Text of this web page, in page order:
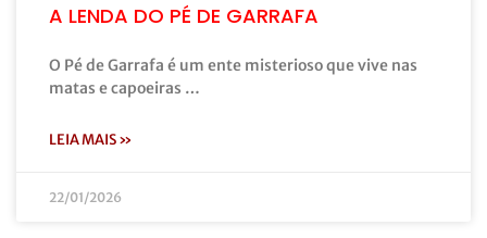
A LENDA DO PÉ DE GARRAFA
O Pé de Garrafa é um ente misterioso que vive nas
matas e capoeiras …
LEIA MAIS »
22/01/2026